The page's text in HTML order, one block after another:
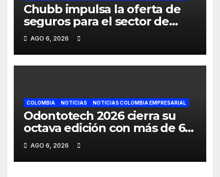
Chubb impulsa la oferta de
seguros para el sector de
energías renovables en
América Latina
AGO 6, 2026
COLOMBIA NOTICIAS NOTICIAS COLOMBIA EMPRESARIAL
Odontotech 2026 cierra su
octava edición con más de 6
mil visitantes
AGO 6, 2026